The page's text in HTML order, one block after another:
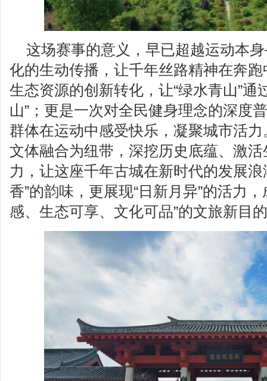
这场赛事的意义，早已超越运动本
化的生动传播，让千年丝路精神在奔
生态资源的创新转化，让“绿水青山”通
山”；更是一次对全民健身理念的深度
群体在运动中感受快乐，凝聚城市活
文体融合为纽带，深挖历史底蕴、激
力，让这座千年古城在新时代的发展
香”的韵味，更展现“日新月异”的活力
感、生态可享、文化可品”的文旅新目